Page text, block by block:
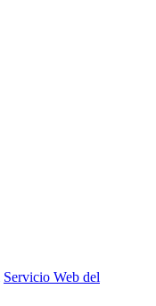
Servicio Web del